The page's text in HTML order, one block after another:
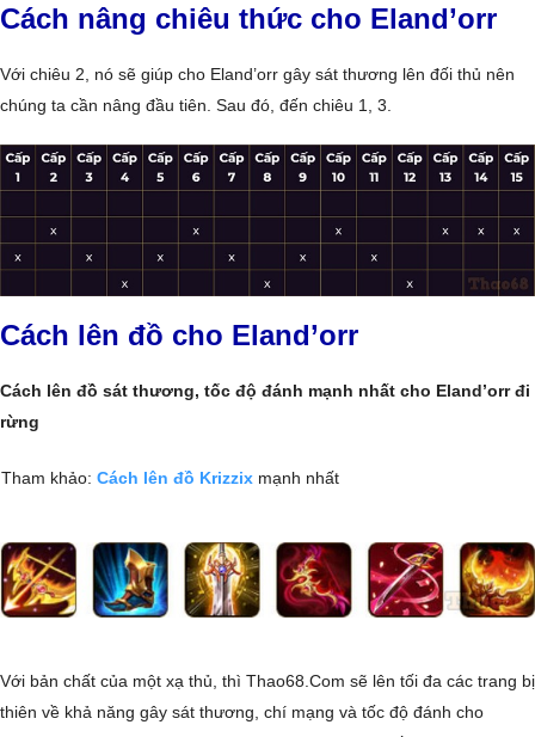
Cách nâng chiêu thức cho Eland’orr
Với chiêu 2, nó sẽ giúp cho Eland’orr gây sát thương lên đối thủ nên
chúng ta cần nâng đầu tiên. Sau đó, đến chiêu 1, 3.
Cách lên đồ cho Eland’orr
Cách lên đồ sát thương, tốc độ đánh mạnh nhất cho Eland’orr đi
rừng
Tham khảo: Cách lên đồ Krizzix mạnh nhất
Với bản chất của một xạ thủ, thì Thao68.Com sẽ lên tối đa các trang bị
thiên về khả năng gây sát thương, chí mạng và tốc độ đánh cho